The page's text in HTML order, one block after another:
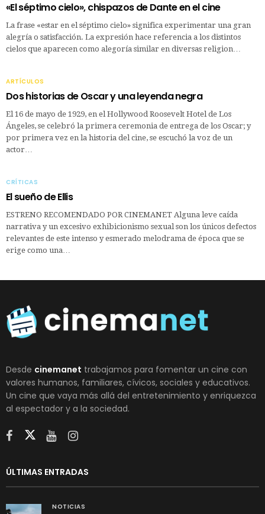
«El séptimo cielo», chispazos de Dante en el cine
La frase «estar en el séptimo cielo» significa experimentar una gran
alegría o satisfacción. La expresión hace referencia a los distintos
cielos que aparecen como alegoría similar en diversas religion…
ARTÍCULOS
Dos historias de Oscar y una leyenda negra
El 16 de mayo de 1929, en el Hollywood Roosevelt Hotel de Los
Ángeles, se celebró la primera ceremonia de entrega de los Oscar; y
por primera vez en la historia del cine, se escuchó la voz de un
actor…
CRÍTICAS
El sueño de Ellis
ESTRENO RECOMENDADO POR CINEMANET Alguna leve caída
narrativa y un excesivo exhibicionismo sexual son los únicos defectos
relevantes de este intenso y esmerado melodrama de época que se
erige como una…
Desde cinemanet trabajamos para fomentar un cine con
valores humanos, familiares, cívicos, sociales y educativos.
Un cine que vaya más allá del entretenimiento y enriquezca
al espectador y a la sociedad.
ÚLTIMAS ENTRADAS
NOTICIAS